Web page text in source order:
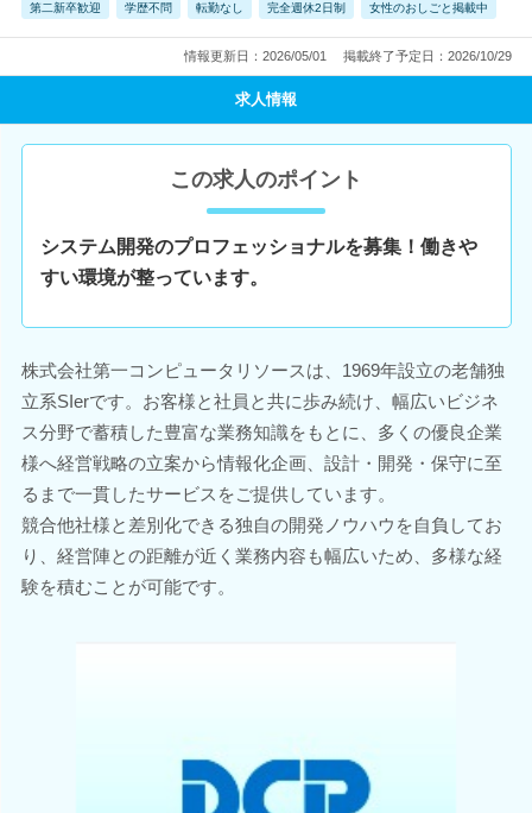
第二新卒歓迎 学歴不問 転勤なし 完全週休2日制 女性のおしごと掲載中
情報更新日：2026/05/01 掲載終了予定日：2026/10/29
求人情報
この求人のポイント
システム開発のプロフェッショナルを募集！働きや
すい環境が整っています。
株式会社第一コンピュータリソースは、1969年設立の老舗独
立系SIerです。お客様と社員と共に歩み続け、幅広いビジネ
ス分野で蓄積した豊富な業務知識をもとに、多くの優良企業
様へ経営戦略の立案から情報化企画、設計・開発・保守に至
るまで一貫したサービスをご提供しています。
競合他社様と差別化できる独自の開発ノウハウを自負してお
り、経営陣との距離が近く業務内容も幅広いため、多様な経
験を積むことが可能です。